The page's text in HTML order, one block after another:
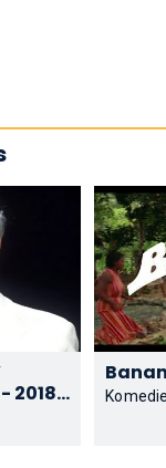
2018 -
Komedie